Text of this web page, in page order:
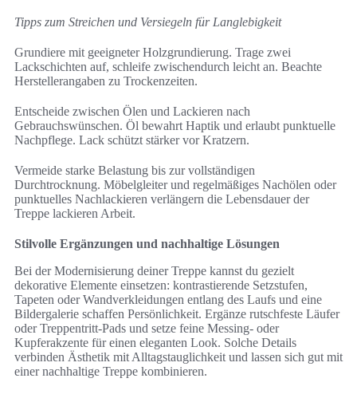
Tipps zum Streichen und Versiegeln für Langlebigkeit
Grundiere mit geeigneter Holzgrundierung. Trage zwei
Lackschichten auf, schleife zwischendurch leicht an. Beachte
Herstellerangaben zu Trockenzeiten.
Entscheide zwischen Ölen und Lackieren nach
Gebrauchswünschen. Öl bewahrt Haptik und erlaubt punktuelle
Nachpflege. Lack schützt stärker vor Kratzern.
Vermeide starke Belastung bis zur vollständigen
Durchtrocknung. Möbelgleiter und regelmäßiges Nachölen oder
punktuelles Nachlackieren verlängern die Lebensdauer der
Treppe lackieren Arbeit.
Stilvolle Ergänzungen und nachhaltige Lösungen
Bei der Modernisierung deiner Treppe kannst du gezielt
dekorative Elemente einsetzen: kontrastierende Setzstufen,
Tapeten oder Wandverkleidungen entlang des Laufs und eine
Bildergalerie schaffen Persönlichkeit. Ergänze rutschfeste Läufer
oder Treppentritt-Pads und setze feine Messing- oder
Kupferakzente für einen eleganten Look. Solche Details
verbinden Ästhetik mit Alltagstauglichkeit und lassen sich gut mit
einer nachhaltige Treppe kombinieren.